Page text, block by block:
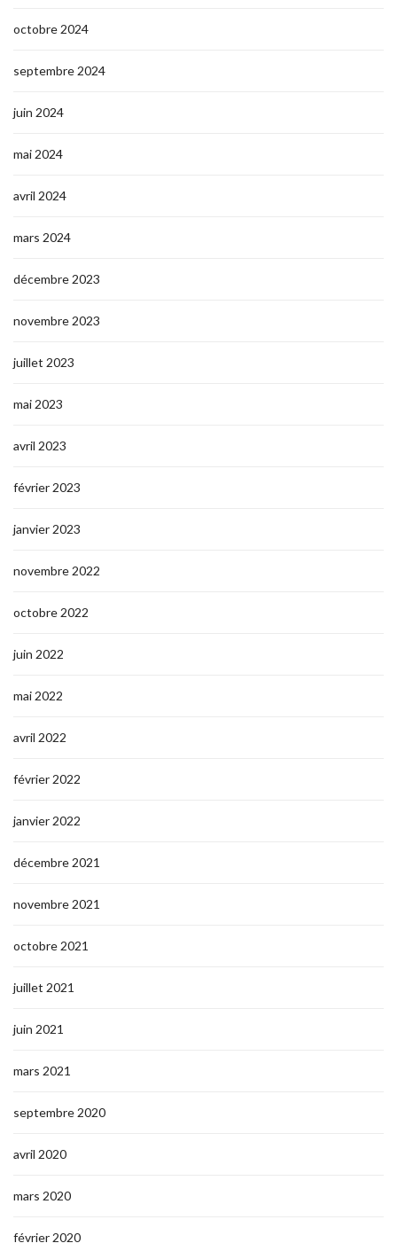
octobre 2024
septembre 2024
juin 2024
mai 2024
avril 2024
mars 2024
décembre 2023
novembre 2023
juillet 2023
mai 2023
avril 2023
février 2023
janvier 2023
novembre 2022
octobre 2022
juin 2022
mai 2022
avril 2022
février 2022
janvier 2022
décembre 2021
novembre 2021
octobre 2021
juillet 2021
juin 2021
mars 2021
septembre 2020
avril 2020
mars 2020
février 2020